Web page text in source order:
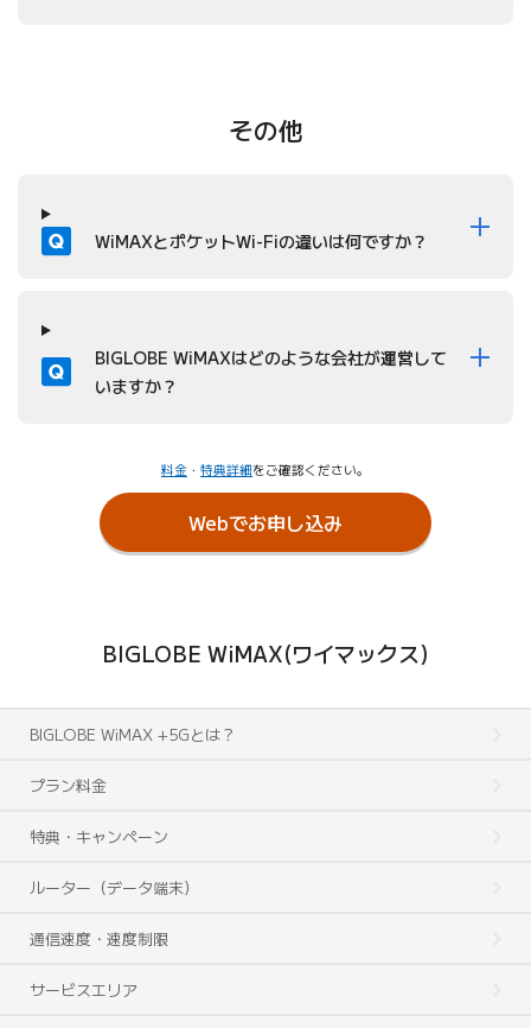
その他
質問 WiMAXとポケットWi-Fiの違いは何ですか？
質問
BIGLOBE WiMAXはどのような会社が運営して
いますか？
料金 ・ 特典詳細をご確認ください。
Webでお申し込み
BIGLOBE WiMAX(ワイマックス)
BIGLOBE WiMAX +5Gとは？
プラン料金
特典・キャンペーン
ルーター（データ端末）
通信速度・速度制限
サービスエリア